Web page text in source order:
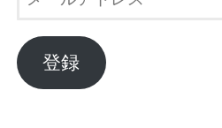
ル
ア
ド
登録